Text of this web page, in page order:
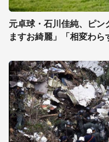
元卓球・石川佳純、ピ
ますお綺麗」「相変わら